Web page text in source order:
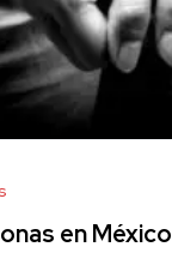
en México